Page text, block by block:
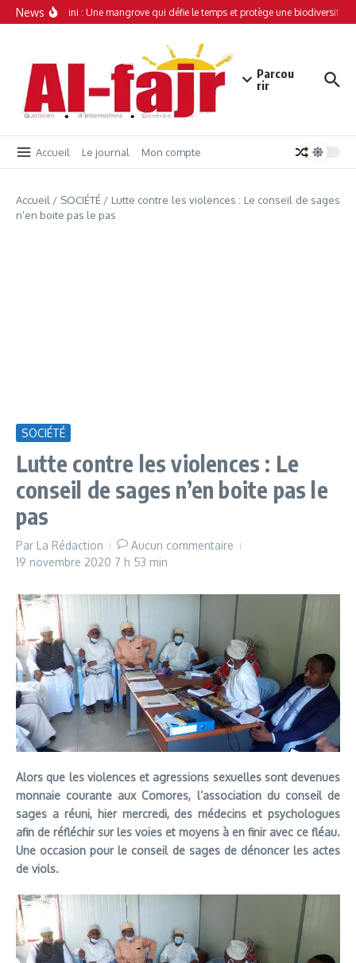
Aller au contenu
News
Simamboini : Une mangrove qui défie le temps et protège une biodiversité
Parcou
rir
Accueil Le journal Mon compte
Accueil / SOCIÉTÉ/ Lutte contre les violences : Le conseil de sages
n’en boite pas le pas
SOCIÉTÉ
Lutte contre les violences : Le
conseil de sages n’en boite pas le
pas
Par La Rédaction
Aucun commentaire
19 novembre 2020 7 h 53 min
Alors que les violences et agressions sexuelles sont devenues
monnaie courante aux Comores, l’association du conseil de
sages a réuni, hier mercredi, des médecins et psychologues
afin de réfléchir sur les voies et moyens à en finir avec ce fléau.
Une occasion pour le conseil de sages de dénoncer les actes
de viols.